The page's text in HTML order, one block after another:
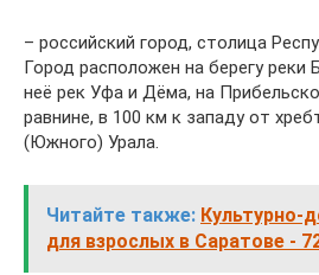
– российский город, столица
Город расположен на берегу реки
неё рек Уфа и Дёма, на
равнине, в 100 км к западу от
(Южного) Урала.
Читайте также: Культурно-
для взрослых в Саратове -